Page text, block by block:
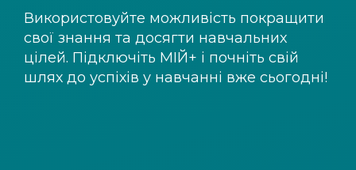
Використовуйте можливість покращити
свої знання та досягти навчальних
цілей. Підключіть МІЙ+ і почніть свій
шлях до успіхів у навчанні вже сьогодні!